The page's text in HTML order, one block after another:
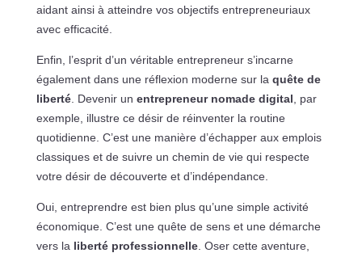
aidant ainsi à atteindre vos objectifs entrepreneuriaux
avec efficacité.
Enfin, l’esprit d’un véritable entrepreneur s’incarne
également dans une réflexion moderne sur la quête de
liberté. Devenir un entrepreneur nomade digital , par
exemple, illustre ce désir de réinventer la routine
quotidienne. C’est une manière d’échapper aux emplois
classiques et de suivre un chemin de vie qui respecte
votre désir de découverte et d’indépendance.
Oui, entreprendre est bien plus qu’une simple activité
économique. C’est une quête de sens et une démarche
vers la liberté professionnelle. Oser cette aventure,